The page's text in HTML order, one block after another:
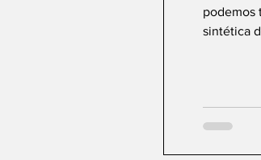
podemos
sintética